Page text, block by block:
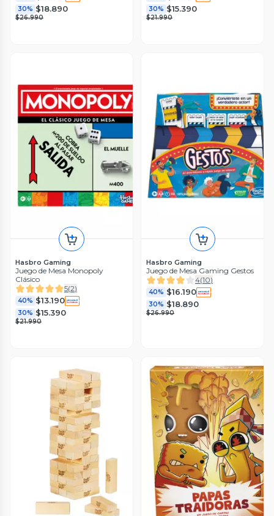
30% $18.890
$26.990
30% $15.390
$21.990
Hasbro Gaming
Juego de Mesa Monopoly
Clásico
5(2)
40% $13.190
30% $15.390
$21.990
Hasbro Gaming
Juego de Mesa Gaming Gestos
4(10)
40% $16.190
30% $18.890
$26.990